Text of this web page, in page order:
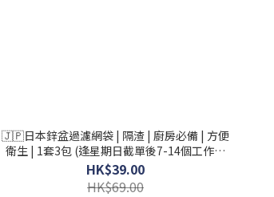
🇯🇵日本鋅盆過濾網袋 | 隔渣 | 廚房必備 | 方便
衛生 | 1套3包 (逢星期日截單後7-14個工作天
發貨)
HK$39.00
HK$69.00